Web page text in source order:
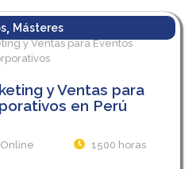
Másteres
y Ventas para
en Perú
Online 1500 horas